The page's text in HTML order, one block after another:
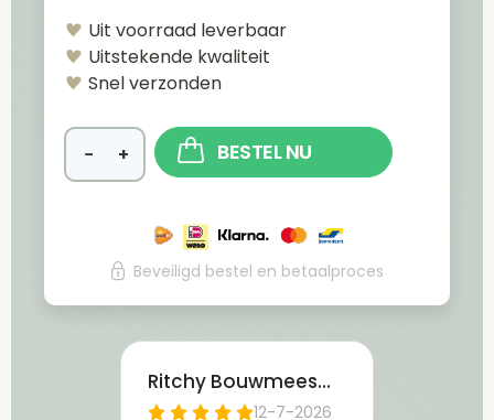
Uit voorraad leverbaar
Uitstekende kwaliteit
Snel verzonden
− + BESTEL NU
Beveiligd bestel en betaalproces